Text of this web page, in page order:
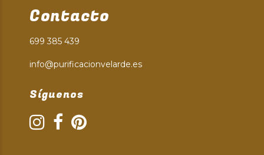
Contacto
699 385 439
info@purificacionvelarde.es
Síguenos